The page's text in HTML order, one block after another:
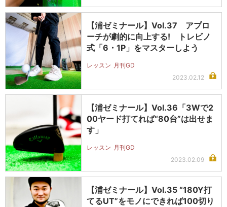
【浦ゼミナール】Vol.37 アプロ
ーチが劇的に向上する! トレビノ
式「6・1P」をマスターしよう
レッスン 月刊GD
2023.02.12
【浦ゼミナール】Vol.36「3Wで2
00ヤード打てれば“80台”は出せま
す」
レッスン 月刊GD
2023.02.09
【浦ゼミナール】Vol.35 “180Y打
てるUT”をモノにできれば100切り